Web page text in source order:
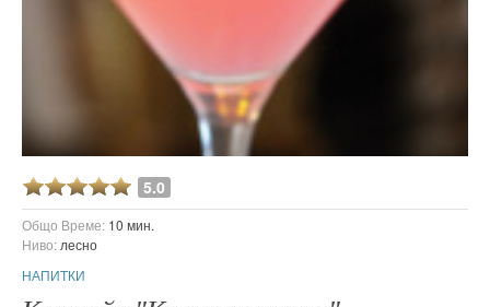
5.0
Общо Време: 10 мин.
Ниво: лесно
НАПИТКИ